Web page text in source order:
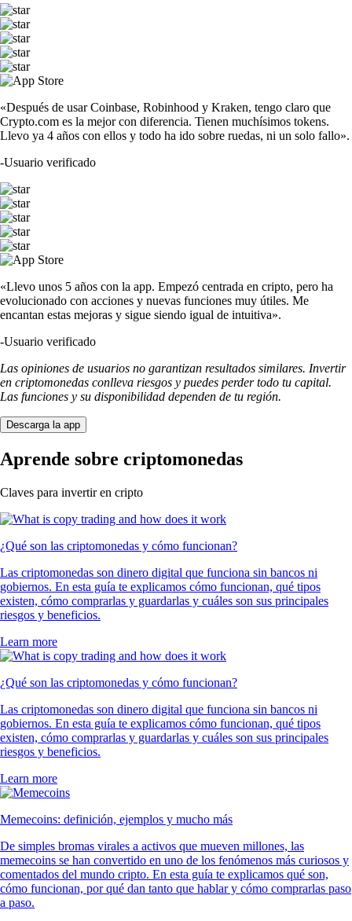
«Después de usar Coinbase, Robinhood y Kraken, tengo claro que
Crypto.com es la mejor con diferencia. Tienen muchísimos tokens.
Llevo ya 4 años con ellos y todo ha ido sobre ruedas, ni un solo fallo».
-Usuario verificado
«Llevo unos 5 años con la app. Empezó centrada en cripto, pero ha
evolucionado con acciones y nuevas funciones muy útiles. Me
encantan estas mejoras y sigue siendo igual de intuitiva».
-Usuario verificado
Las opiniones de usuarios no garantizan resultados similares. Invertir
en criptomonedas conlleva riesgos y puedes perder todo tu capital.
Las funciones y su disponibilidad dependen de tu región.
Descarga la app
Aprende sobre criptomonedas
Claves para invertir en cripto
¿Qué son las criptomonedas y cómo funcionan?
Las criptomonedas son dinero digital que funciona sin bancos ni
gobiernos. En esta guía te explicamos cómo funcionan, qué tipos
existen, cómo comprarlas y guardarlas y cuáles son sus principales
riesgos y beneficios.
Learn more
¿Qué son las criptomonedas y cómo funcionan?
Las criptomonedas son dinero digital que funciona sin bancos ni
gobiernos. En esta guía te explicamos cómo funcionan, qué tipos
existen, cómo comprarlas y guardarlas y cuáles son sus principales
riesgos y beneficios.
Learn more
Memecoins: definición, ejemplos y mucho más
De simples bromas virales a activos que mueven millones, las
memecoins se han convertido en uno de los fenómenos más curiosos y
comentados del mundo cripto. En esta guía te explicamos qué son,
cómo funcionan, por qué dan tanto que hablar y cómo comprarlas paso
a paso.